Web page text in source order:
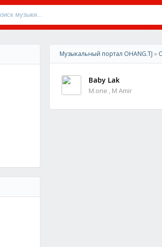
Музыкальный портал OHANG.TJ »
Baby Lak
M.one , M Amir